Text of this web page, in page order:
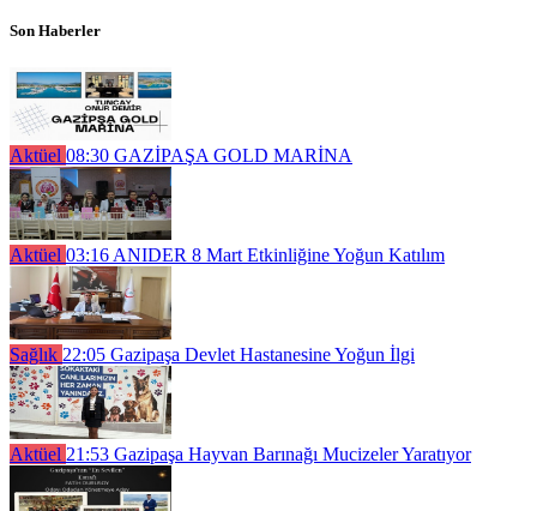
Son Haberler
Aktüel 08:30 GAZİPAŞA GOLD MARİNA
Aktüel 03:16 ANIDER 8 Mart Etkinliğine Yoğun Katılım
Sağlık 22:05 Gazipaşa Devlet Hastanesine Yoğun İlgi
Aktüel 21:53 Gazipaşa Hayvan Barınağı Mucizeler Yaratıyor